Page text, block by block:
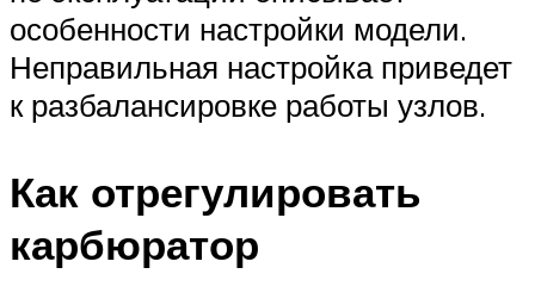
особенности настройки модели.
Неправильная настройка приведет
к разбалансировке работы узлов.
Как отрегулировать
карбюратор